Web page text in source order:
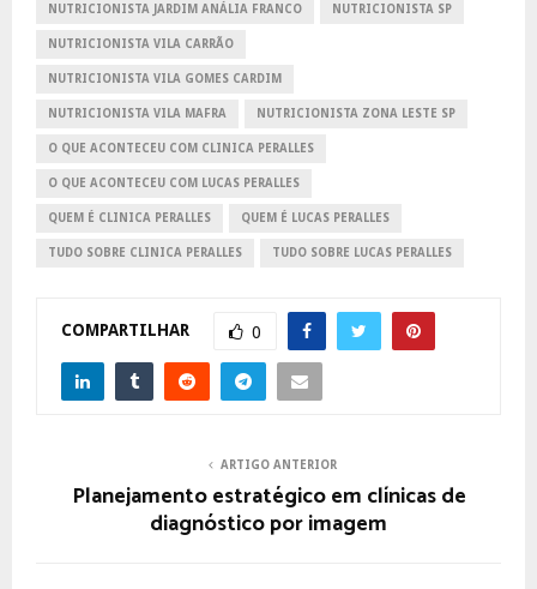
NUTRICIONISTA JARDIM ANÁLIA FRANCO NUTRICIONISTA SP
NUTRICIONISTA VILA CARRÃO
NUTRICIONISTA VILA GOMES CARDIM
NUTRICIONISTA VILA MAFRA NUTRICIONISTA ZONA LESTE SP
O QUE ACONTECEU COM CLINICA PERALLES
O QUE ACONTECEU COM LUCAS PERALLES
QUEM É CLINICA PERALLES QUEM É LUCAS PERALLES
TUDO SOBRE CLINICA PERALLES TUDO SOBRE LUCAS PERALLES
COMPARTILHAR 0
ARTIGO ANTERIOR
Planejamento estratégico em clínicas de
diagnóstico por imagem